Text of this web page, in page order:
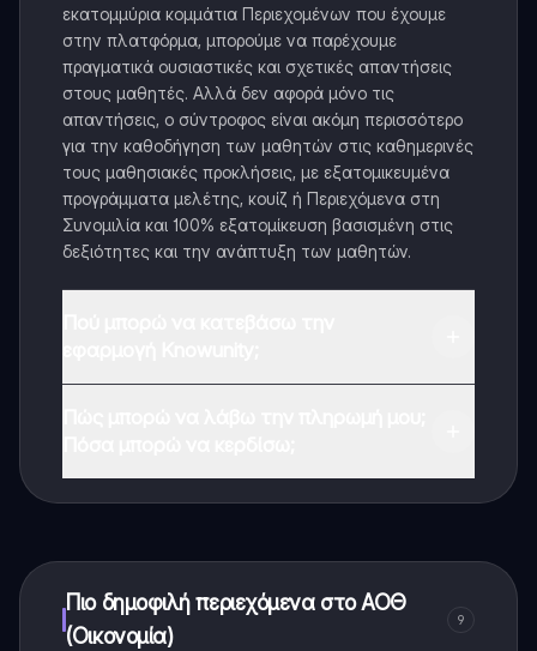
εκατομμύρια κομμάτια Περιεχομένων που έχουμε
στην πλατφόρμα, μπορούμε να παρέχουμε
πραγματικά ουσιαστικές και σχετικές απαντήσεις
στους μαθητές. Αλλά δεν αφορά μόνο τις
απαντήσεις, ο σύντροφος είναι ακόμη περισσότερο
για την καθοδήγηση των μαθητών στις καθημερινές
τους μαθησιακές προκλήσεις, με εξατομικευμένα
προγράμματα μελέτης, κουίζ ή Περιεχόμενα στη
Συνομιλία και 100% εξατομίκευση βασισμένη στις
δεξιότητες και την ανάπτυξη των μαθητών.
Πιο δημοφιλή περιεχόμενα στο ΑΟΘ
(Οικονομία)
9